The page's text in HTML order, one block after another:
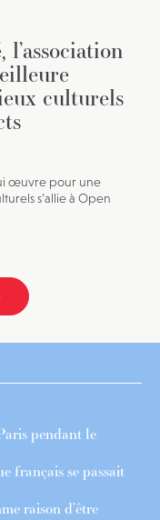
culturels
œuvre pour une
s’allie à Open
pendant le
français se passait
raison d’être